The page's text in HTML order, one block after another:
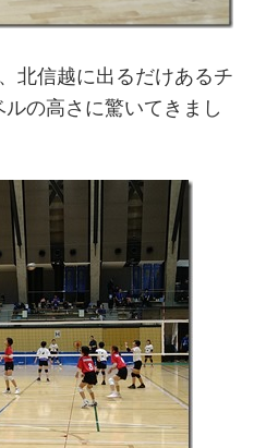
北信越に出るだけあるチ
の高さに驚いてきまし